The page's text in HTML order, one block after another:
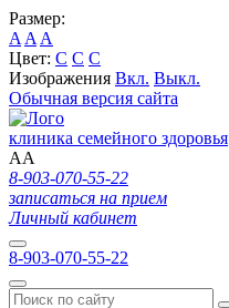
Размер:
A A A
Цвет: C C C
Изображения Вкл. Выкл.
Обычная версия сайта
клиника семейного здоровья
AA
8-903-070-55-22
записаться на прием
Личный кабинет
8-903-070-55-22